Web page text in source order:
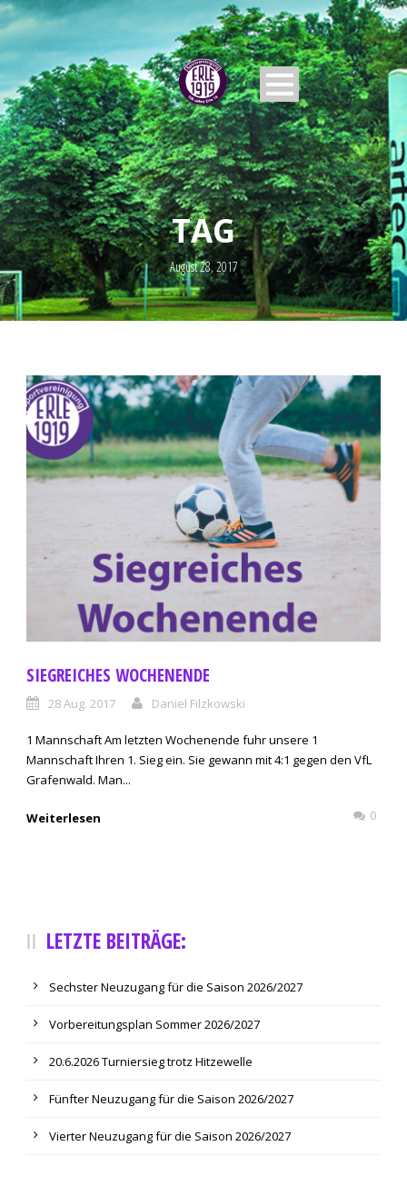
TAG
August 28, 2017
SIEGREICHES WOCHENENDE
28 Aug. 2017 Daniel Filzkowski
1 Mannschaft Am letzten Wochenende fuhr unsere 1
Mannschaft Ihren 1. Sieg ein. Sie gewann mit 4:1 gegen den VfL
Grafenwald. Man...
Weiterlesen 0
LETZTE BEITRÄGE:
Sechster Neuzugang für die Saison 2026/2027
Vorbereitungsplan Sommer 2026/2027
20.6.2026 Turniersieg trotz Hitzewelle
Fünfter Neuzugang für die Saison 2026/2027
Vierter Neuzugang für die Saison 2026/2027